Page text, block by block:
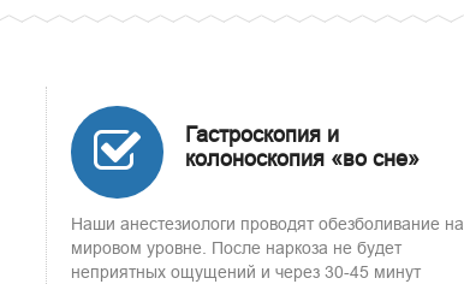
Гастроскопия и
колоноскопия «во сне»
Наши анестезиологи проводят обезболивание на
мировом уровне. После наркоза не будет
неприятных ощущений и через 30-45 минут